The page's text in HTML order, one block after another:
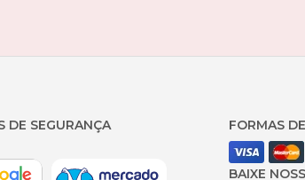
DE SEGURANÇA FORMAS
BAIXE